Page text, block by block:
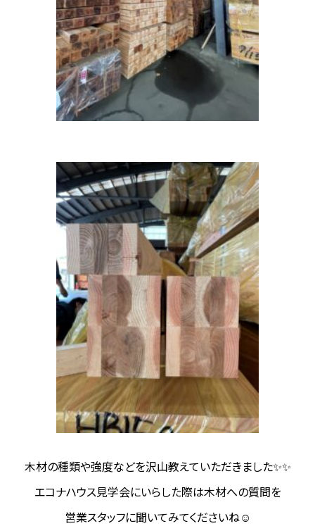
木材の種類や強度などを沢山教えていただきました✨✨
エコナハウス見学会にいらした際は木材への質問を
営業スタッフに聞いてみてくださいね☺